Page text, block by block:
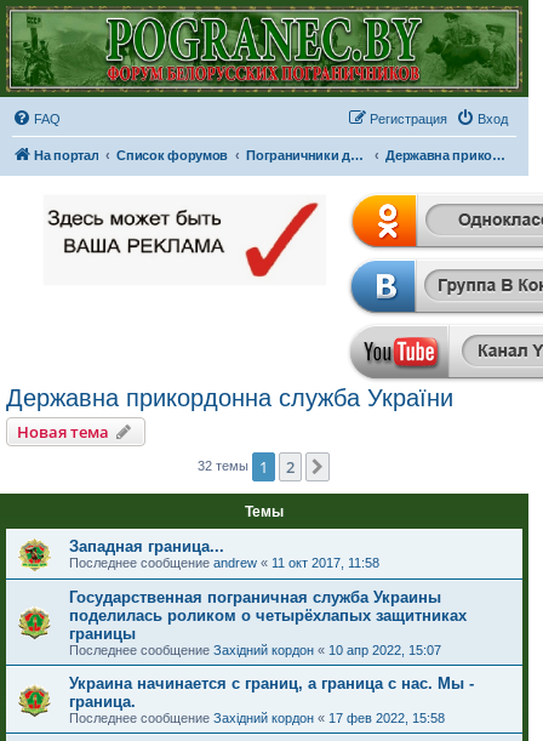
FAQ Вход
Регистрация
На портал Список форумов Пограничники других стран Державна прикордонна служба України
Державна прикордонна служба України
Новая тема
32 темы 1 2
Темы
Западная граница...
Последнее сообщение andrew « 11 окт 2017, 11:58
Государственная пограничная служба Украины
поделилась роликом о четырёхлапых защитниках
границы
Последнее сообщение Західний кордон « 10 апр 2022, 15:07
Украина начинается с границ, а граница с нас. Мы -
граница.
Последнее сообщение Західний кордон « 17 фев 2022, 15:58